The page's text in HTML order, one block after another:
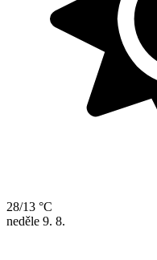
28/13 °C
neděle 9. 8.